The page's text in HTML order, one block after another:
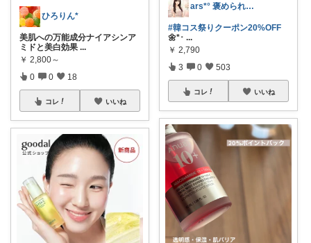
ひろりん*
美肌への万能成分ナイアシンア
ミドと美白効果 ...
￥ 2,800～
0 0 18
コレ いいね
ars*° 褒められ美肌へ🫧
#韓コス祭りクーポン20%OFF
🌼*･ ...
￥ 2,790
3 0 503
コレ いいね